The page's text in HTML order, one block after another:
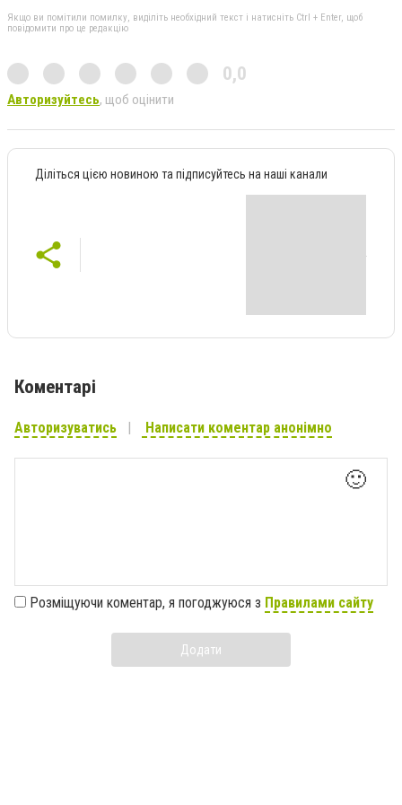
Якщо ви помітили помилку, виділіть необхідний текст і натисніть Ctrl + Enter, щоб
повідомити про це редакцію
0,0
Авторизуйтесь, щоб оцінити
Діліться цією новиною та підписуйтесь на наші канали
Коментарі
Авторизуватись Написати коментар анонімно
🙂
Розміщуючи коментар, я погоджуюся з Правилами сайту
Додати